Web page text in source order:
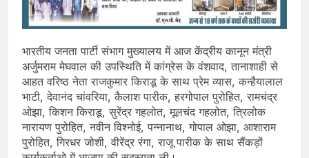
भारतीय जनता पार्टी संभाग मुख्यालय में आज केंद्रीय कानून मंत्री
अर्जुमराम मेघवाल की उपस्थिति में कांग्रेस के वंशवाद, तानाशाही से
आहत वरिष्ठ नेता राजकुमार किराडू के साथ प्रेम व्यास, कन्हैयालाल
भाटी, देवानंद चांवरिया, कैलाश पारीक, हरगोपाल पुरोहित, रामचंद्र
ओझा, किशन किराडू, सुरेंद्र गहलोत, मूलचंद गहलोत, त्रिलोक
नारायण पुरोहित, नवीन विश्नोई, पन्नानाथ, गोपाल ओझा, आशाराम
पुरोहित, गिरधर जोशी, वीरेंद्र रंगा, राजू पारीक के साथ सैंकड़ों